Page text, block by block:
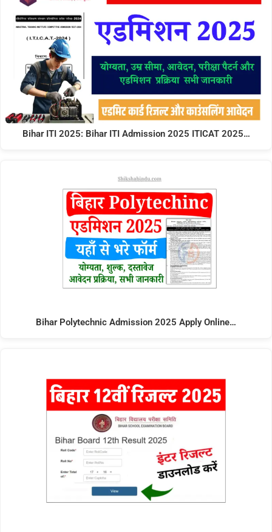
Bihar ITI 2025: Bihar ITI Admission 2025 ITICAT 2025…
Bihar Polytechnic Admission 2025 Apply Online…